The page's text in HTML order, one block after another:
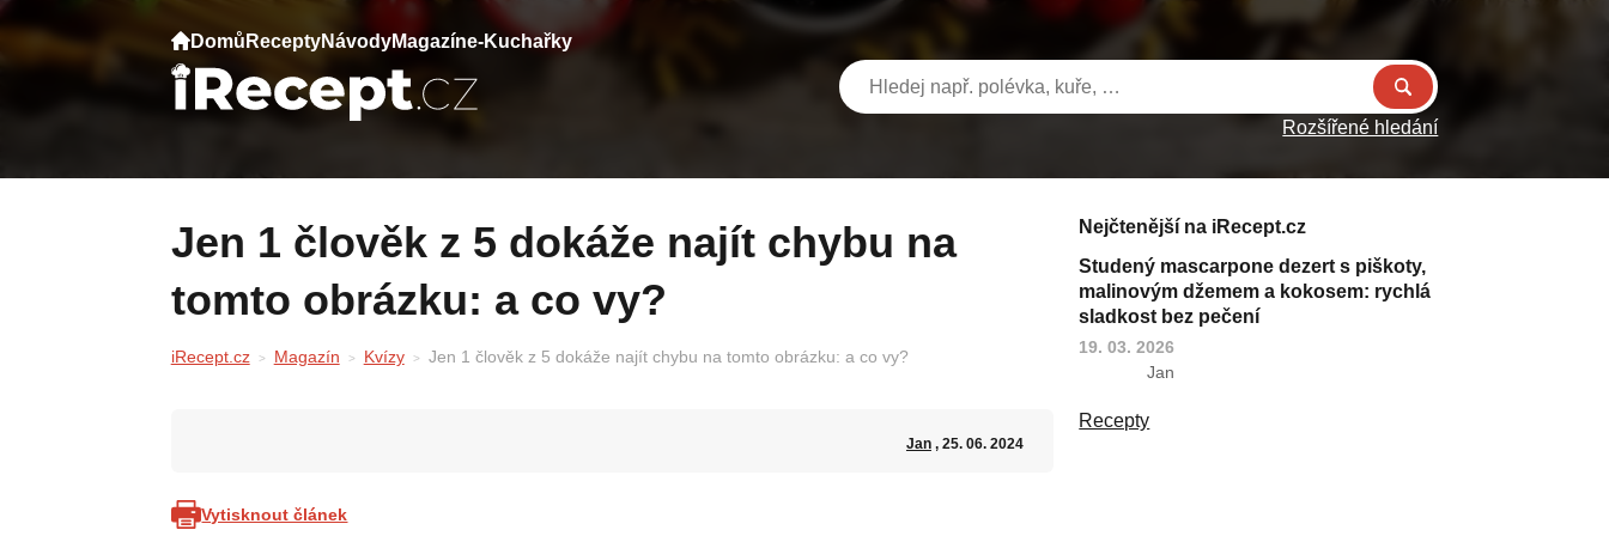
Domů ReceptyNávodyMagazíne-Kuchařky
Rozšířené hledání
Jen 1 člověk z 5 dokáže najít chybu na
tomto obrázku: a co vy?
iRecept.cz Magazín Kvízy Jen 1 člověk z 5 dokáže najít chybu na tomto obrázku: a co vy?
Jan, 25. 06. 2024
Vytisknout článek
Nejčtenější na iRecept.cz
Studený mascarpone dezert s piškoty,
malinovým džemem a kokosem: rychlá
sladkost bez pečení
19. 03. 2026
Jan
Recepty